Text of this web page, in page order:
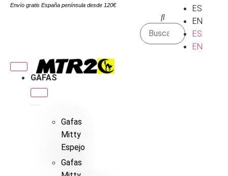
Envío gratis España península desde 120€
ES
EN
ES
EN
GAFAS
Gafas
Mitty
Espejo
Gafas